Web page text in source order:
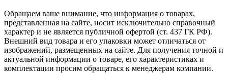
Обращаем ваше внимание, что информация о товарах,
представленная на сайте, носит исключительно справочный
характер и не является публичной офертой (ст. 437 ГК РФ).
Внешний вид товара и его упаковки может отличаться от
изображений, размещенных на сайте. Для получения точной и
актуальной информации о товаре, его характеристиках и
комплектации просим обращаться к менеджерам компании.